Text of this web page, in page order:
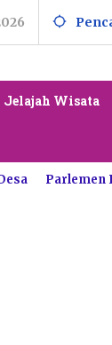
Jelajah Wisata
Parlemen